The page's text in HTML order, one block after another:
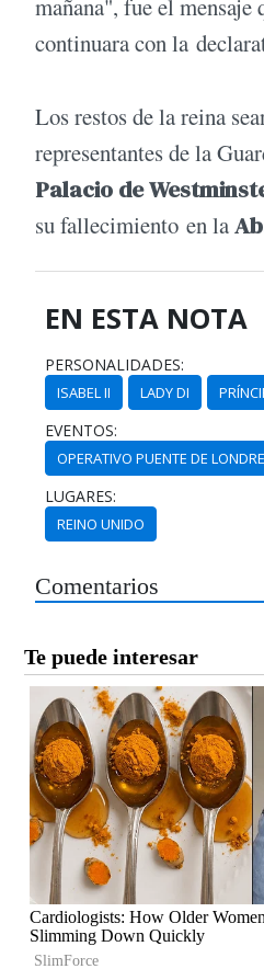
mañana", fue el
continuara con la
Los restos de la reina
representantes de la
Palacio de
su fallecimiento en la
EN ESTA NOTA
PERSONALIDADES:
ISABEL II LADY DI
EVENTOS:
OPERATIVO PUENTE DE
LUGARES:
REINO UNIDO
Comentarios